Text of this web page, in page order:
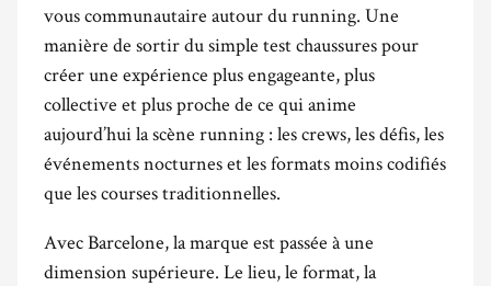
vous communautaire autour du running. Une
manière de sortir du simple test chaussures pour
créer une expérience plus engageante, plus
collective et plus proche de ce qui anime
aujourd’hui la scène running : les crews, les défis, les
événements nocturnes et les formats moins codifiés
que les courses traditionnelles.
Avec Barcelone, la marque est passée à une
dimension supérieure. Le lieu, le format, la